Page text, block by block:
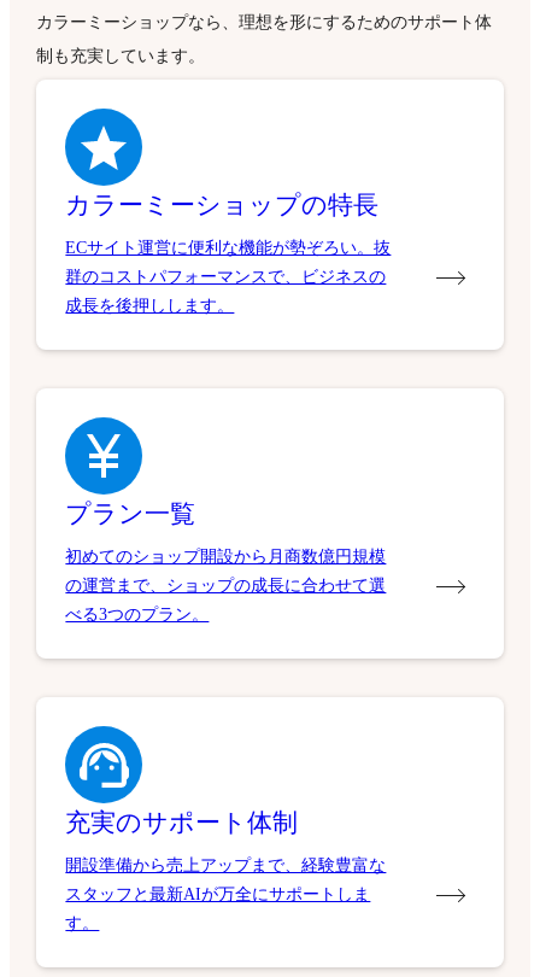
カラーミーショップなら、理想を形にするためのサポート体
制も充実しています。
カラーミーショップの特長
ECサイト運営に便利な機能が勢ぞろい。抜
群のコストパフォーマンスで、ビジネスの
成長を後押しします。
プラン一覧
初めてのショップ開設から月商数億円規模
の運営まで、ショップの成長に合わせて選
べる3つのプラン。
充実のサポート体制
開設準備から売上アップまで、経験豊富な
スタッフと最新AIが万全にサポートしま
す。